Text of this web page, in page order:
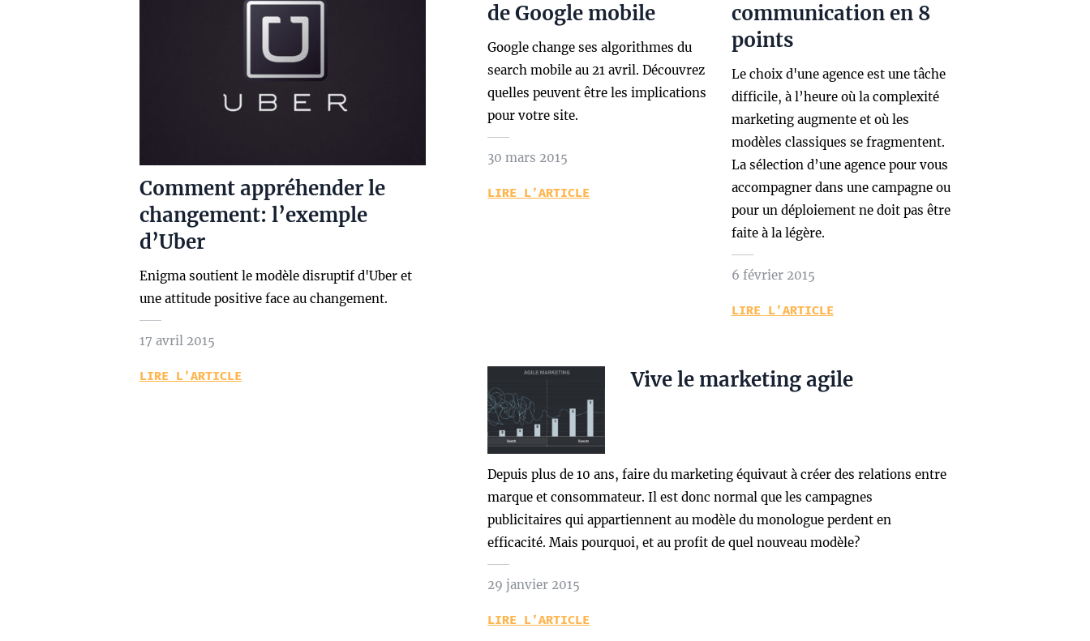
Comment appréhender le
changement: l’exemple
d’Uber
Enigma soutient le modèle disruptif d'Uber et
une attitude positive face au changement.
17 avril 2015
LIRE L’ARTICLE
de Google mobile
Google change ses algorithmes du
search mobile au 21 avril. Découvrez
quelles peuvent être les implications
pour votre site.
30 mars 2015
LIRE L’ARTICLE
communication en 8
points
Le choix d'une agence est une tâche
difficile, à l’heure où la complexité
marketing augmente et où les
modèles classiques se fragmentent.
La sélection d’une agence pour vous
accompagner dans une campagne ou
pour un déploiement ne doit pas être
faite à la légère.
6 février 2015
LIRE L’ARTICLE
Vive le marketing agile
Depuis plus de 10 ans, faire du marketing équivaut à créer des relations entre
marque et consommateur. Il est donc normal que les campagnes
publicitaires qui appartiennent au modèle du monologue perdent en
efficacité. Mais pourquoi, et au profit de quel nouveau modèle?
29 janvier 2015
LIRE L’ARTICLE